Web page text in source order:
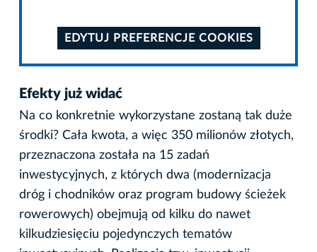
EDYTUJ PREFERENCJE COOKIES
Efekty już widać
Na co konkretnie wykorzystane zostaną tak duże
środki? Cała kwota, a więc 350 milionów złotych,
przeznaczona została na 15 zadań
inwestycyjnych, z których dwa (modernizacja
dróg i chodników oraz program budowy ścieżek
rowerowych) obejmują od kilku do nawet
kilkudziesięciu pojedynczych tematów